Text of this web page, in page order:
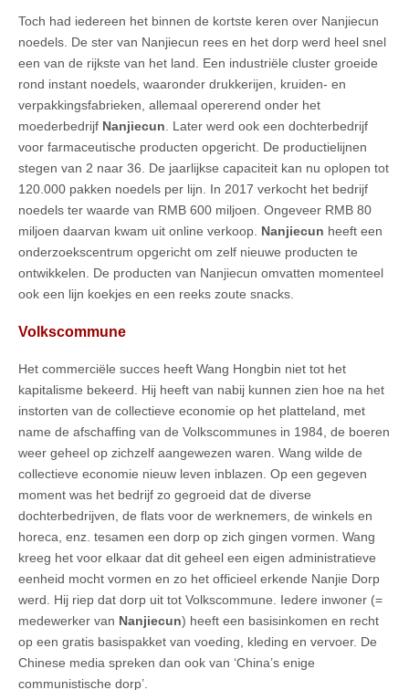
Toch had iedereen het binnen de kortste keren over Nanjiecun
noedels. De ster van Nanjiecun rees en het dorp werd heel snel
een van de rijkste van het land. Een industriële cluster groeide
rond instant noedels, waaronder drukkerijen, kruiden- en
verpakkingsfabrieken, allemaal opererend onder het
moederbedrijf Nanjiecun . Later werd ook een dochterbedrijf
voor farmaceutische producten opgericht. De productielijnen
stegen van 2 naar 36. De jaarlijkse capaciteit kan nu oplopen tot
120.000 pakken noedels per lijn. In 2017 verkocht het bedrijf
noedels ter waarde van RMB 600 miljoen. Ongeveer RMB 80
miljoen daarvan kwam uit online verkoop. Nanjiecun heeft een
onderzoekscentrum opgericht om zelf nieuwe producten te
ontwikkelen. De producten van Nanjiecun omvatten momenteel
ook een lijn koekjes en een reeks zoute snacks.
Volkscommune
Het commerciële succes heeft Wang Hongbin niet tot het
kapitalisme bekeerd. Hij heeft van nabij kunnen zien hoe na het
instorten van de collectieve economie op het platteland, met
name de afschaffing van de Volkscommunes in 1984, de boeren
weer geheel op zichzelf aangewezen waren. Wang wilde de
collectieve economie nieuw leven inblazen. Op een gegeven
moment was het bedrijf zo gegroeid dat de diverse
dochterbedrijven, de flats voor de werknemers, de winkels en
horeca, enz. tesamen een dorp op zich gingen vormen. Wang
kreeg het voor elkaar dat dit geheel een eigen administratieve
eenheid mocht vormen en zo het officieel erkende Nanjie Dorp
werd. Hij riep dat dorp uit tot Volkscommune. Iedere inwoner (=
medewerker van Nanjiecun) heeft een basisinkomen en recht
op een gratis basispakket van voeding, kleding en vervoer. De
Chinese media spreken dan ook van ‘China’s enige
communistische dorp’.